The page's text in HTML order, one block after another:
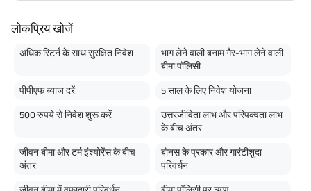
लोकप्रिय खोजें
अधिक रिटर्न के साथ सुरक्षित निवेश
भाग लेने वाली बनाम गैर-भाग लेने वाली
बीमा पॉलिसी
पीपीएफ ब्याज दरें 5 साल के लिए निवेश योजना
500 रुपये से निवेश शुरू करें
उत्तरजीविता लाभ और परिपक्वता लाभ
के बीच अंतर
जीवन बीमा और टर्म इंश्योरेंस के बीच
अंतर
बोनस के प्रकार और गारंटीशुदा
परिवर्धन